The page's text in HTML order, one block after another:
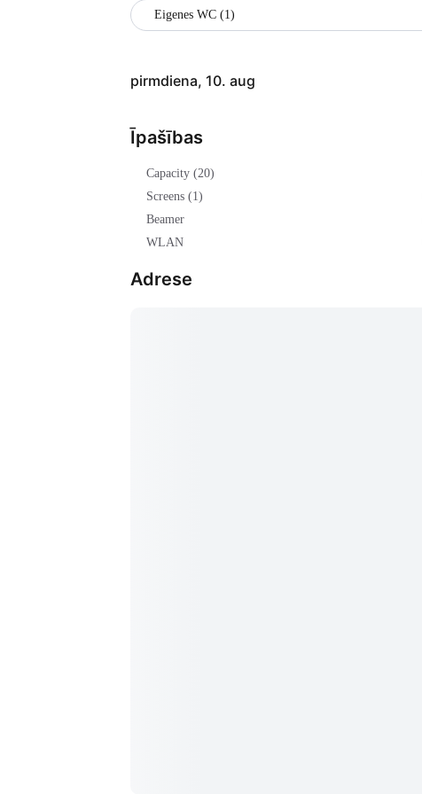
Eigenes WC (1)
pirmdiena, 10. aug
Īpašības
Capacity (20)
Screens (1)
Beamer
WLAN
Adrese